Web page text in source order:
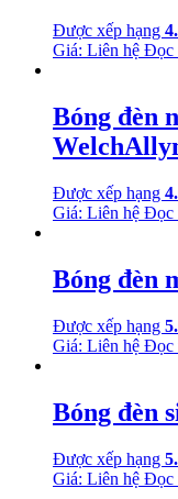
Được xếp hạng
Giá: Liên hệ Đọc
Bóng đèn
Được xếp hạng
Giá: Liên hệ Đọc
Bóng đèn
Được xếp hạng
Giá: Liên hệ Đọc
Bóng đèn
Được xếp hạng
Giá: Liên hệ Đọc